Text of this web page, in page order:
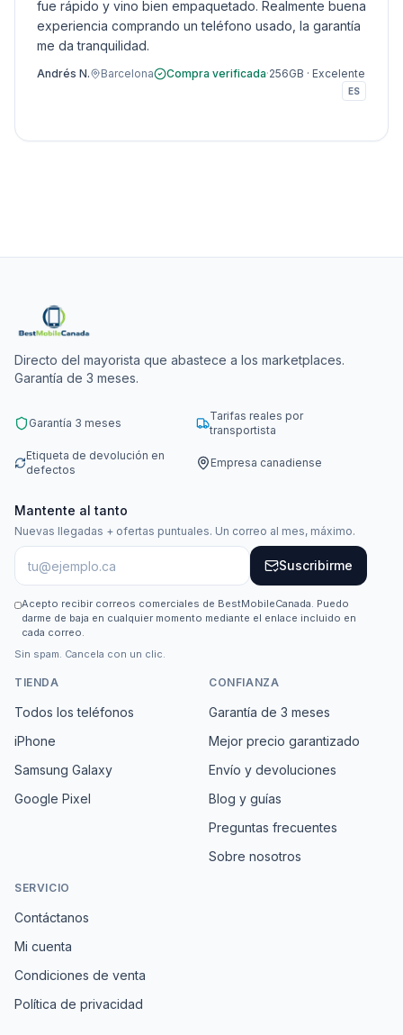
fue rápido y vino bien empaquetado. Realmente buena
experiencia comprando un teléfono usado, la garantía
me da tranquilidad.
Andrés N. Barcelona Compra verificada·256GB · Excelente
ES
Directo del mayorista que abastece a los marketplaces.
Garantía de 3 meses.
Garantía 3 meses
Tarifas reales por
transportista
Etiqueta de devolución en
defectos
Empresa canadiense
Mantente al tanto
Nuevas llegadas + ofertas puntuales. Un correo al mes, máximo.
Suscribirme
Acepto recibir correos comerciales de BestMobileCanada. Puedo
darme de baja en cualquier momento mediante el enlace incluido en
cada correo.
Sin spam. Cancela con un clic.
TIENDA
Todos los teléfonos
iPhone
Samsung Galaxy
Google Pixel
CONFIANZA
Garantía de 3 meses
Mejor precio garantizado
Envío y devoluciones
Blog y guías
Preguntas frecuentes
Sobre nosotros
SERVICIO
Contáctanos
Mi cuenta
Condiciones de venta
Política de privacidad